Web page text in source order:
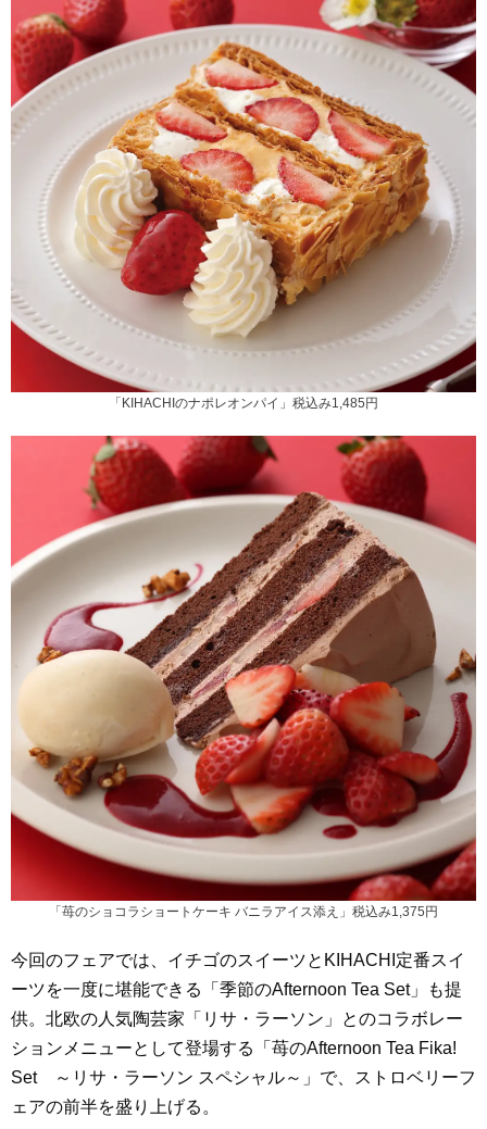
「KIHACHIのナポレオンパイ」税込み1,485円
「苺のショコラショートケーキ バニラアイス添え」税込み1,375円
今回のフェアでは、イチゴのスイーツとKIHACHI定番スイ
ーツを一度に堪能できる「季節のAfternoon Tea Set」も提
供。北欧の人気陶芸家「リサ・ラーソン」とのコラボレー
ションメニューとして登場する「苺のAfternoon Tea Fika!
Set ～リサ・ラーソン スペシャル～」で、ストロベリーフ
ェアの前半を盛り上げる。